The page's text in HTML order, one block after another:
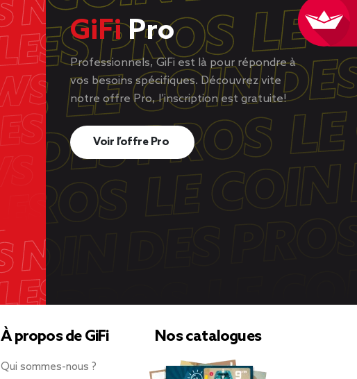
GiFiPro
Professionnels, GiFi est là pour répondre à
vos besoins spécifiques. Découvrez vite
notre offre Pro, l’inscription est gratuite!
Voir l’offre Pro
À propos de GiFi
Qui sommes-nous ?
Nos catalogues